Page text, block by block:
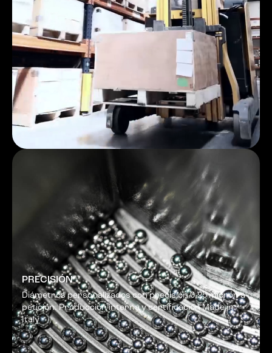
PRECISIÓN
Diámetros personalizados con precisión 0,25 micrón a
petición. Producción interna y certificación Made in
Italy